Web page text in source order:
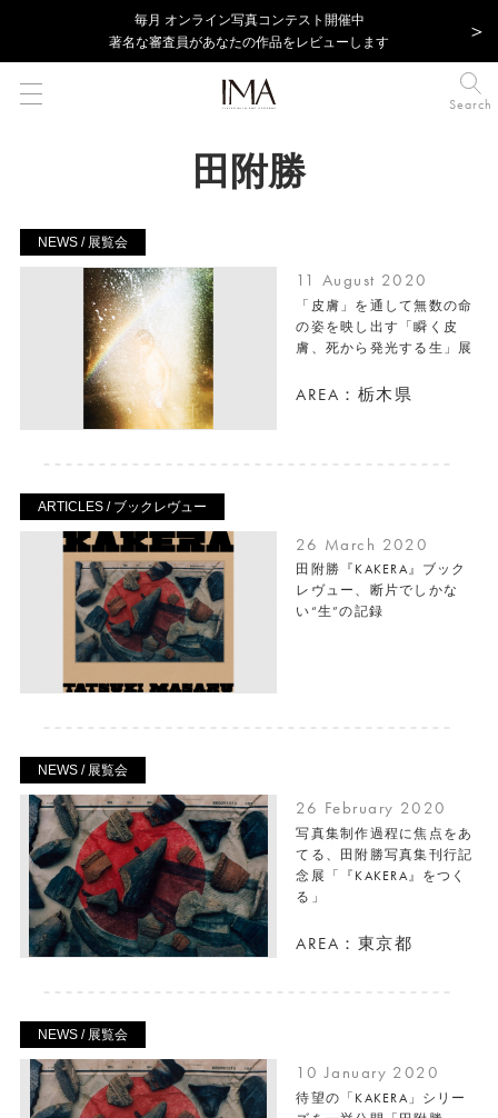
毎⽉ オンライン写真コンテスト開催中
著名な審査員があなたの作品をレビューします
Search
田附勝
NEWS / 展覧会
11 August 2020
「皮膚」を通して無数の命
の姿を映し出す「瞬く皮
膚、死から発光する生」展
AREA：栃木県
ARTICLES / ブックレヴュー
26 March 2020
田附勝『KAKERA』ブック
レヴュー、断片でしかな
い“生”の記録
NEWS / 展覧会
26 February 2020
写真集制作過程に焦点をあ
てる、田附勝写真集刊行記
念展「『KAKERA』をつく
る」
AREA：東京都
NEWS / 展覧会
10 January 2020
待望の「KAKERA」シリー